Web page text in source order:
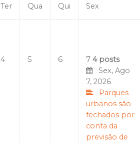
Ter Qua Qui Sex
4 5 6 7 4 posts
Sex, Ago
7, 2026
Parques
urbanos são
fechados por
conta da
previsão de